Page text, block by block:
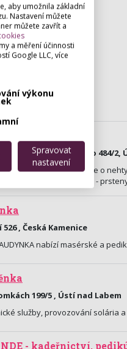
Grand-1.patro 484/2,
Japonská přírodní péče o
moře. Design ruky -
526 , Česká Kamenice
nabízí masérské a
199/5 , Ústí nad Labem
služby, provozování solária
- kadeřnictví,
aby umožnila základní
Nastavení můžete
můžete zavřít a
a měření účinnosti
Google LLC, více
výkonu
Spravovat
nastavení